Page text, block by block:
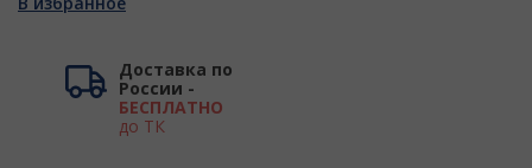
Доставка по
России -
БЕСПЛАТНО
до ТК